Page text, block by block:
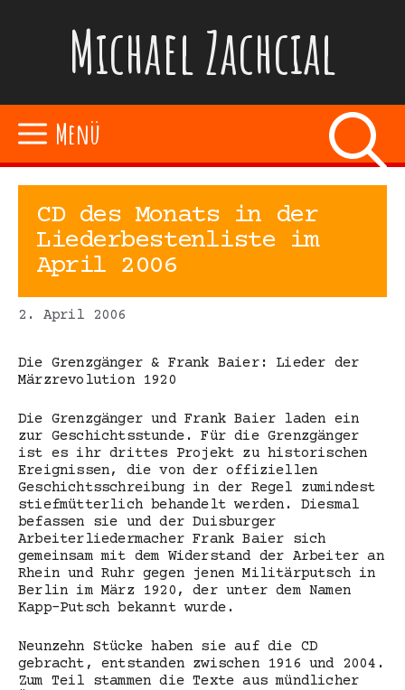
Michael Zachcial
Menü
CD des Monats in der
Liederbestenliste im
April 2006
2. April 2006
Die Grenzgänger & Frank Baier: Lieder der
Märzrevolution 1920
Die Grenzgänger und Frank Baier laden ein
zur Geschichtsstunde. Für die Grenzgänger
ist es ihr drittes Projekt zu historischen
Ereignissen, die von der offiziellen
Geschichtsschreibung in der Regel zumindest
stiefmütterlich behandelt werden. Diesmal
befassen sie und der Duisburger
Arbeiterliedermacher Frank Baier sich
gemeinsam mit dem Widerstand der Arbeiter an
Rhein und Ruhr gegen jenen Militärputsch in
Berlin im März 1920, der unter dem Namen
Kapp-Putsch bekannt wurde.
Neunzehn Stücke haben sie auf die CD
gebracht, entstanden zwischen 1916 und 2004.
Zum Teil stammen die Texte aus mündlicher